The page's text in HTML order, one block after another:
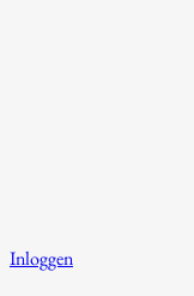
Inloggen